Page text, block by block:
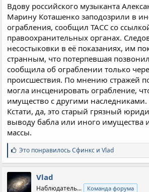
Вдову российского музыканта
Марину Коташенко заподозрили в
ограбления, сообщил ТАСС со
правоохранительных органах.
несостыковки в её показаниях, им
странным, что потерпевшая
сообщила об ограблении только
происшествия. По мнению стражей
могла инсценировать ограбление,
имущество с другими наследниками.
Кстати, да, это старый грязный
выводу бабла или иного имущества
массы.
С
и
м
п
а
т
Это понравилосьСфинкс иVlad
Vlad
Наблюдатель... Команда форума